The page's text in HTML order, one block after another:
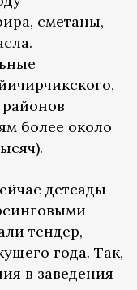
сметаны,
более около
детсады
тендер,
года. Так,
в заведения